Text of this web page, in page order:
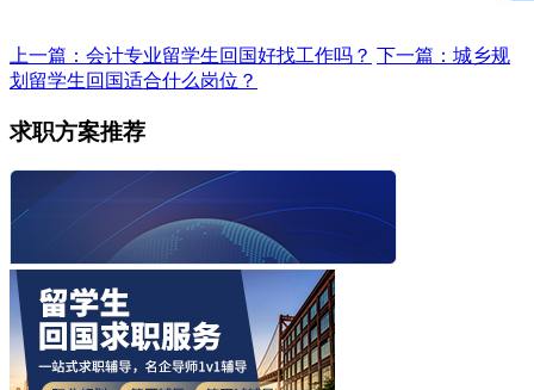
上一篇：会计专业留学生回国好找工作吗？ 下一篇：城乡规
划留学生回国适合什么岗位？
求职方案推荐